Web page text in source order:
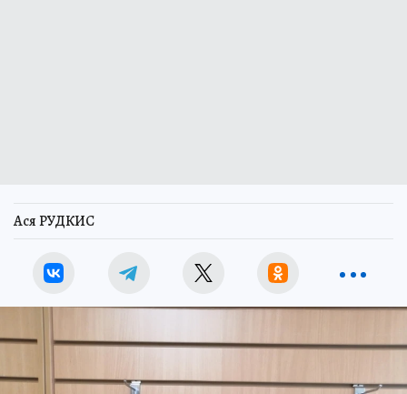
Ася РУДКИС